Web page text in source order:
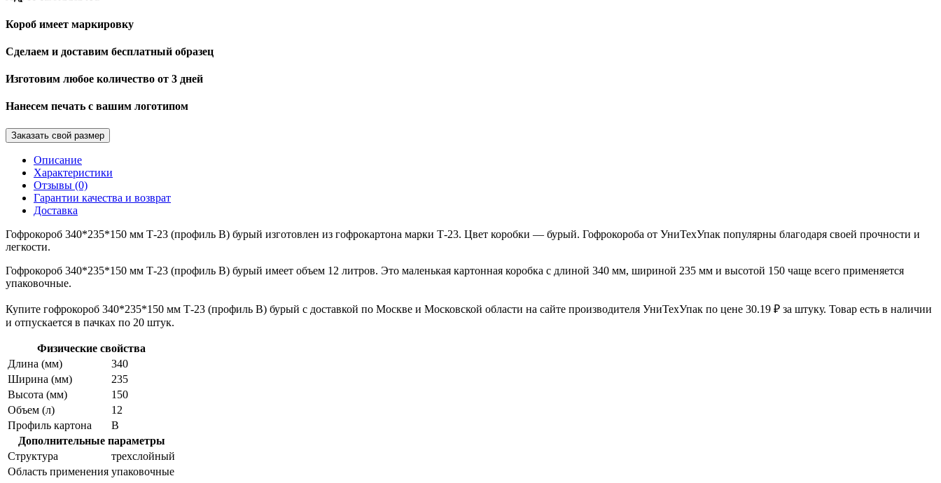
Короб имеет маркировку
Сделаем и доставим бесплатный образец
Изготовим любое количество от 3 дней
Нанесем печать с вашим логотипом
Заказать свой размер
Описание
Характеристики
Отзывы (0)
Гарантии качества и возврат
Доставка
Гофрокороб 340*235*150 мм Т-23 (профиль B) бурый изготовлен из гофрокартона марки Т-23. Цвет коробки — бурый. Гофрокороба от УниТехУпак популярны благодаря своей прочности и
легкости.
Гофрокороб 340*235*150 мм Т-23 (профиль B) бурый имеет объем 12 литров. Это маленькая картонная коробка с длиной 340 мм, шириной 235 мм и высотой 150 чаще всего применяется
упаковочные.
Купите гофрокороб 340*235*150 мм Т-23 (профиль B) бурый с доставкой по Москве и Московской области на сайте производителя УниТехУпак по цене 30.19 ₽ за штуку. Товар есть в наличии
и отпускается в пачках по 20 штук.
Физические свойства
Длина (мм)
340
Ширина (мм)
235
Высота (мм)
150
Объем (л)
12
Профиль картона
В
Дополнительные параметры
Структура
трехслойный
Область применения упаковочные